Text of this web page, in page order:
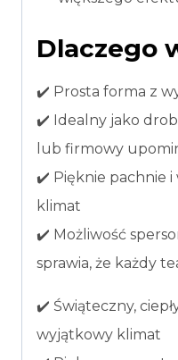
Dlaczego
✔️ Prosta forma z
✔️ Idealny jako
lub firmowy
✔️ Pięknie pachnie
klimat
✔️ Możliwość
sprawia, że każdy
✔️ Świąteczny,
wyjątkowy klimat